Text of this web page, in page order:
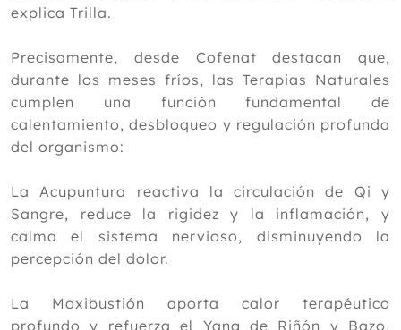
bienestar de los practicantes de
taekwondo
Cómo combatir el dolor crónico en
invierno con Medicina Tradicional
China
Febrero
Enero
2025
2023
explica Trilla.
Precisamente, desde Cofenat destacan que,
durante los meses fríos, las Terapias Naturales
cumplen una función fundamental de
calentamiento, desbloqueo y regulación profunda
del organismo:
La Acupuntura reactiva la circulación de Qi y
Sangre, reduce la rigidez y la inflamación, y
calma el sistema nervioso, disminuyendo la
percepción del dolor.
La Moxibustión aporta calor terapéutico
profundo y refuerza el Yang de Riñón y Bazo,